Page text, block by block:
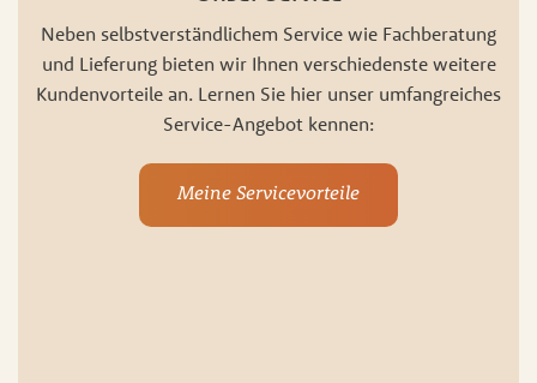
Neben selbstverständlichem Service wie Fachberatung
und Lieferung bieten wir Ihnen verschiedenste weitere
Kundenvorteile an. Lernen Sie hier unser umfangreiches
Service-Angebot kennen:
Meine Servicevorteile